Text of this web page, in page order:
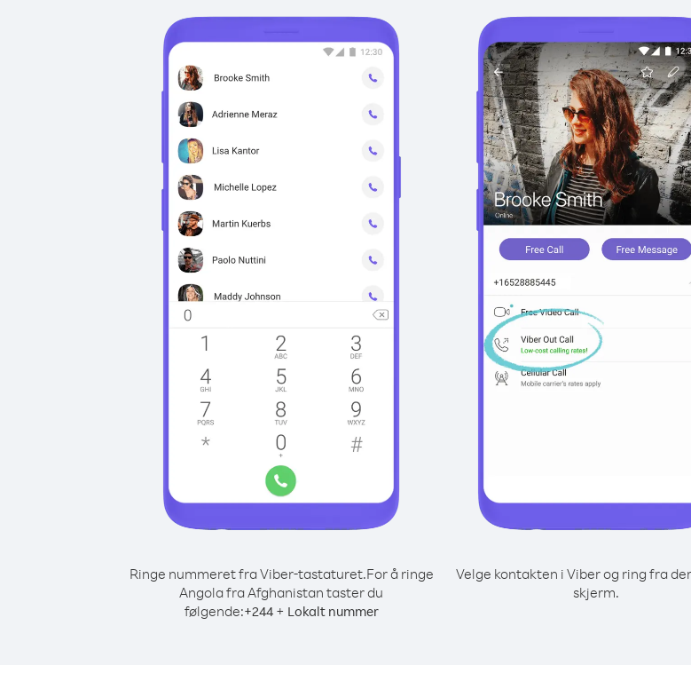
Ringe nummeret fra Viber-tastaturet.For å ringe
Angola fra Afghanistan taster du
følgende:+244+ Lokalt nummer
Velge kontakten i Viber og ring fra
skjerm.